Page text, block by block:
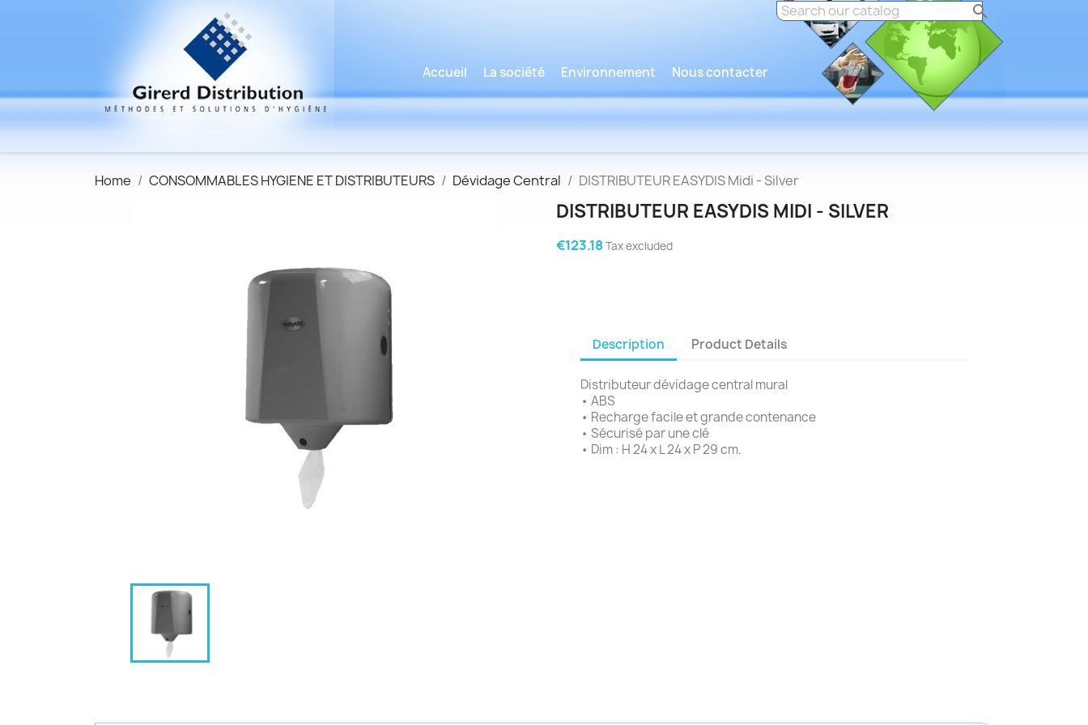
Accueil La société Environnement Nous contacter

Home CONSOMMABLES HYGIENE ET DISTRIBUTEURS Dévidage Central DISTRIBUTEUR EASYDIS Midi - Silver
DISTRIBUTEUR EASYDIS MIDI - SILVER
€123.18Tax excluded
Description Product Details
Distributeur dévidage central mural
• ABS
• Recharge facile et grande contenance
• Sécurisé par une clé
• Dim : H 24 x L 24 x P 29 cm.